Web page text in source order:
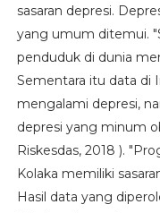
sasaran depresi.
yang umum ditemui.
penduduk di dunia
Sementara itu data di
mengalami depresi,
depresi yang minum
Riskesdas, 2018 ).
Kolaka memiliki
Hasil data yang